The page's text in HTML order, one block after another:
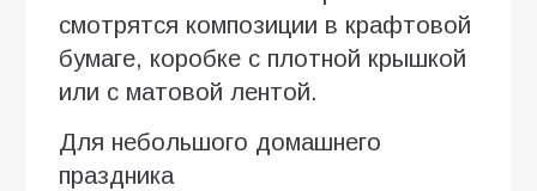
смотрятся композиции в крафтовой
бумаге, коробке с плотной крышкой
или с матовой лентой.
Для небольшого домашнего
праздника